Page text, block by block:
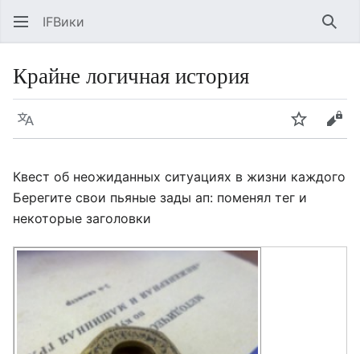
IFВики
Крайне логичная история
Язык Следить
Квест об неожиданных ситуациях в жизни каждого
Берегите свои пьяные зады ап: поменял тег и
некоторые заголовки